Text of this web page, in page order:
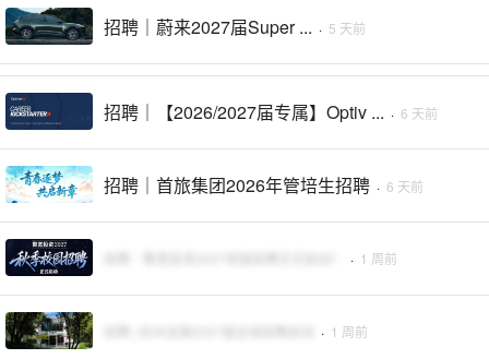
招聘｜蔚来2027届Super ... · 5 天前
招聘｜【2026/2027届专属】Optiv ... · 6 天前
招聘｜首旅集团2026年管培生招聘 · 6 天前
· 1 周前
· 1 周前